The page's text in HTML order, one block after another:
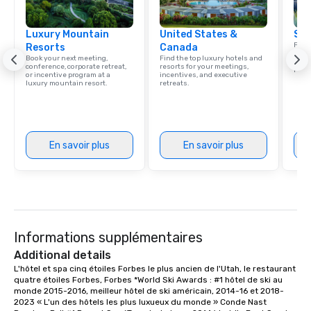
creative, polished
precision across the
region. One Program.
Luxury Mountain
Resorts
Book your next meeting,
conference, corporate retreat,
or incentive program at a
luxury mountain resort.
En savoir plus
United States &
Canada
Find the top luxury hotels and
resorts for your meetings,
incentives, and executive
retreats.
En savoir plus
Informations supplémentaires
Additional details
L'hôtel et spa cinq étoiles Forbes le plus ancien de l'Utah, le restaurant
quatre étoiles Forbes, Forbes *World Ski Awards : #1 hôtel de ski au
monde 2015-2016, meilleur hôtel de ski américain, 2014-16 et 2018-
2023 « L'un des hôtels les plus luxueux du monde » Conde Nast